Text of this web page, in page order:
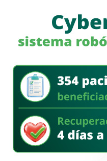
nuestro policía”, afirmó
ciudadanía a denunciar
corporación policial y
La fiscal señaló que, al
había tenido contacto con
Enrique Galindo Ceballos
También lee:
Fiscalía
punto de venta de drogas